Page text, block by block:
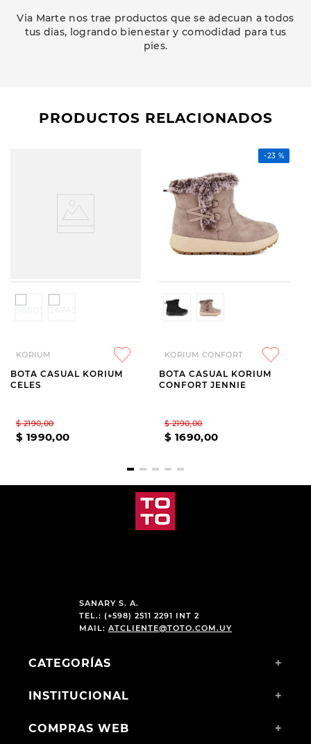
Via Marte nos trae productos que se adecuan a todos
tus dias, logrando bienestar y comodidad para tus
pies.
PRODUCTOS RELACIONADOS
KORIUM
BOTA CASUAL KORIUM
CELES
$ 2190,00
$ 1990,00
-23 %
KORIUM CONFORT
BOTA CASUAL KORIUM
CONFORT JENNIE
$ 2190,00
$ 1690,00
SANARY S. A.
TEL.: (+598) 2511 2291 INT 2
MAIL: ATCLIENTE@TOTO.COM.UY
CATEGORÍAS +
INSTITUCIONAL +
COMPRAS WEB +